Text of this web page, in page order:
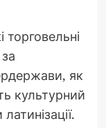
торговельні
як
культурний